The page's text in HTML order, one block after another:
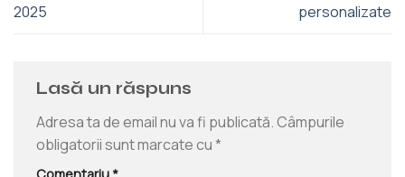
2025
personalizate
Lasă un răspuns
Adresa ta de email nu va fi publicată. Câmpurile
obligatorii sunt marcate cu*
Comentariu *